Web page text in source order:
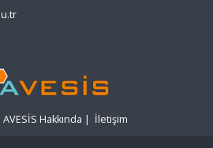
AVESİS Hakkında | İletişim